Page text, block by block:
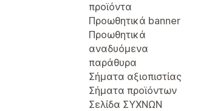
προϊόντα
Προωθητικά banner
Προωθητικά
αναδυόμενα
παράθυρα
Σήματα αξιοπιστίας
Σήματα προϊόντων
Σελίδα ΣΥΧΝΩΝ